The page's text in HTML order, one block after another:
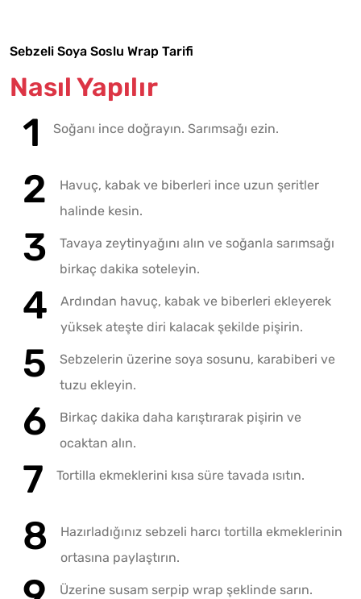
Sebzeli Soya Soslu Wrap Tarifi
Nasıl Yapılır
Soğanı ince doğrayın. Sarımsağı ezin.
Havuç, kabak ve biberleri ince uzun şeritler
halinde kesin.
Tavaya zeytinyağını alın ve soğanla sarımsağı
birkaç dakika soteleyin.
Ardından havuç, kabak ve biberleri ekleyerek
yüksek ateşte diri kalacak şekilde pişirin.
Sebzelerin üzerine soya sosunu, karabiberi ve
tuzu ekleyin.
Birkaç dakika daha karıştırarak pişirin ve
ocaktan alın.
Tortilla ekmeklerini kısa süre tavada ısıtın.
Hazırladığınız sebzeli harcı tortilla ekmeklerinin
ortasına paylaştırın.
Üzerine susam serpip wrap şeklinde sarın.